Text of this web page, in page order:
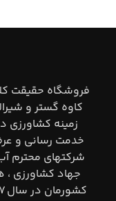
فروشگاه حقيقت
كاوه گستر و
زمينه كشاورزي
خدمت رساني و
شركتهاي محترم
جهاد كشاورزي ،
كشورمان در سال ٨٧ در بازار آهن تهران تاسيس گرديد.